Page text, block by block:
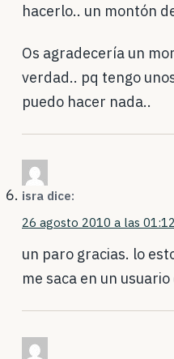
hacerlo.. un montón
Os agradecería un
verdad.. pq tengo
puedo hacer nada..
isra dice:
26 agosto 2010 a las 01:12
un paro gracias. lo
me saca en un